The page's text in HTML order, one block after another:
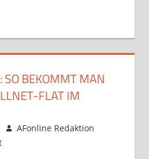
SO BEKOMMT MAN
FLAT IM
AFonline Redaktion